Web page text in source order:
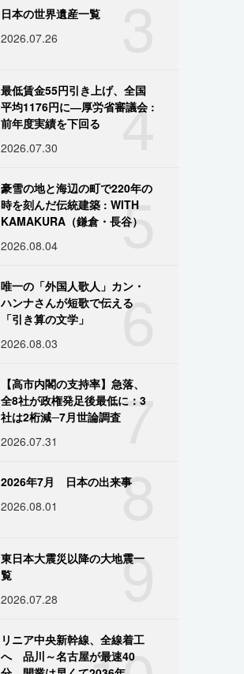
日本の世界遺産一覧
2026.07.26
4
最低賃金55円引き上げ、全国
平均1176円に―厚労省審議会 :
前年度実績を下回る
2026.07.30
5
豪雪の地と海辺の町で220年の
時を刻んだ伝統建築 : WITH
KAMAKURA（鎌倉・長谷）
2026.08.04
6
唯一の「外国人歌人」カン・
ハンナさんが短歌で伝える
「引き算の文学」
2026.08.03
7
【高市内閣の支持率】急落、
全8社が政権発足後最低に：3
社は2桁減─7月世論調査
2026.07.31
8
2026年7月 日本の出来事
2026.08.01
9
東日本大震災以降の大地震一
覧
2026.07.28
リニア中央新幹線、全線着工
へ 品川～名古屋が最速40